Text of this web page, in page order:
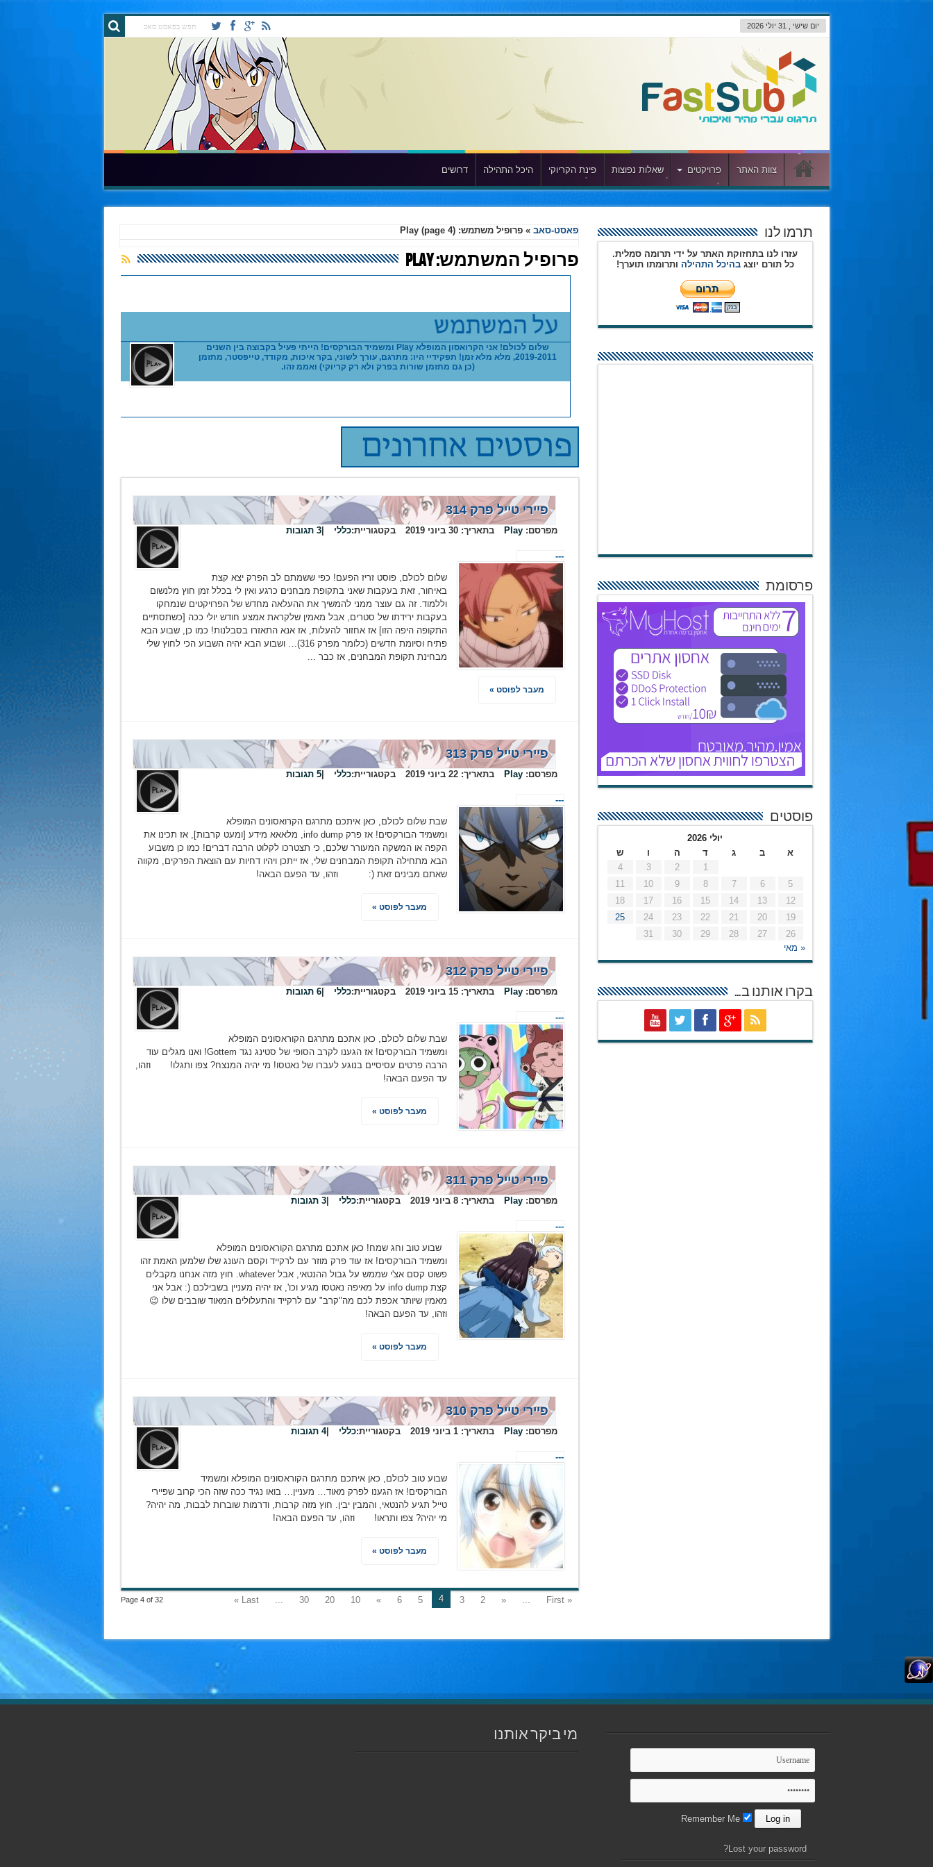
יום שישי , 31 יולי 2026
צוות האתר פרויקטים שאלות נפוצות פינת הקריוקי היכל התהילה דרושים
פאסט-סאב »פרופיל משתמש: Play(page 4)
פרופיל המשתמש: Play
שלום לכולם! אני הקרואסון המופלא Play ומשמיד הבורקסים! הייתי פעיל בקבוצה בין השנים
2019-2011, מלא מלא זמן! תפקידיי היו: מתרגם, עורך לשוני, בקר איכות, מקודד, טייפסטר, מתזמן
(כן גם מתזמן שורות בפרק ולא רק קריוקי) ואממ זהו.
פיירי טייל פרק 314
מפרסם:Play בתאריך:30 ביוני 2019 בקטגוריית:כללי |3 תגובות
---
שלום לכולם, פוסט זריז הפעם! כפי ששמתם לב הפרק יצא קצת
באיחור, זאת בעקבות שאני בתקופת מבחנים כרגע ואין לי בכלל זמן חוץ מלנשום
וללמוד. זה גם עוצר ממני להמשיך את ההעלאה מחדש של הפרויקטים שנמחקו
בעקבות ירידתו של סטרים, אבל מאמין שלקראת אמצע חודש יולי ככה [כשתסתיים
התקופה היפה הזו] אז אחזור להעלות, אז אנא התאזרו בסבלנות! כמו כן, שבוע הבא
פתיח וסיומת חדשים (כלומר מפרק 316)… ושבוע הבא יהיה השבוע הכי לחוץ שלי
מבחינת תקופת המבחנים, אז כבר ...
מעבר לפוסט »
פיירי טייל פרק 313
מפרסם:Play בתאריך:22 ביוני 2019 בקטגוריית:כללי |5 תגובות
---
שבת שלום לכולם, כאן איתכם מתרגם הקרואסונים המופלא
ומשמיד הבורקסים! אז פרק info dump, מלאאא מידע [ומעט קרבות], אז תכינו את
הקפה או המשקה המעורר שלכם, כי תצטרכו לקלוט הרבה דברים! כמו כן משבוע
הבא מתחילה תקופת המבחנים שלי, אז ייתכן ויהיו דחיות עם הוצאת הפרקים, מקווה
שאתם מבינים זאת (: וזהו, עד הפעם הבאה!
מעבר לפוסט »
פיירי טייל פרק 312
מפרסם:Play בתאריך:15 ביוני 2019 בקטגוריית:כללי |6 תגובות
---
שבת שלום לכולם, כאן אתכם מתרגם הקוראסונים המופלא
ומשמיד הבורקסים! אז הגענו לקרב הסופי של סטינג נגד Gottem! ואנו מגלים עוד
הרבה פרטים עסיסיים בנוגע לעברו של נאטסו! מי יהיה המנצח? צפו ותגלו! וזהו,
עד הפעם הבאה!
מעבר לפוסט »
פיירי טייל פרק 311
מפרסם:Play בתאריך:8 ביוני 2019 בקטגוריית:כללי |3 תגובות
---
שבוע טוב וחג שמח! כאן אתכם מתרגם הקוראסונים המופלא
ומשמיד הבורקסים! אז עוד פרק מוזר עם לרקייד וקסם העונג שלו שלמען האמת זהו
פשוט קסם אצ'י שממש על גבול ההנטאי, אבל whatever. חוץ מזה אנחנו מקבלים
קצת info dump על מאיפה נאטסו מגיע וכו', אז יהיה מעניין בשבילכם (: אבל אני
מאמין שיותר אכפת לכם מה"קרב" עם לרקייד והתעלולים המאוד שובבים שלו 😉
וזהו, עד הפעם הבאה!
מעבר לפוסט »
פיירי טייל פרק 310
מפרסם:Play בתאריך:1 ביוני 2019 בקטגוריית:כללי |4 תגובות
---
שבוע טוב לכולם, כאן איתכם מתרגם הקוראסונים המופלא ומשמיד
הבורקסים! אז הגענו לפרק מאוד… מעניין… בואו נגיד ככה שזה הכי קרוב שפיירי
טייל תגיע להנטאי, והמבין יבין. חוץ מזה קרבות, ודרמות שוברות לבבות, מה יהיה?
מי יהיה? צפו ותראו! וזהו, עד הפעם הבאה!
מעבר לפוסט »
Page 4 of 32 « First
...
«
2
3
4
5
6
»
10
20
30
...
Last »
תרמו לנו
עזרו לנו בתחזוקת האתר על ידי תרומה סמלית.
כל תורם יוצגבהיכל התהילה ותרומתו תוערך!
פרסומת
פוסטים
יולי 2026
א
ב ג ד ה ו
ש
1
2
3
4
5
6
7
8
9
10
11
12
13
14
15
16
17
18
19
20
21
22
23
24
25
26
27
28
29
30
31
« מאי
בקרו אותנו ב…
Remember Me
Lost your password?
מי ביקר אותנו